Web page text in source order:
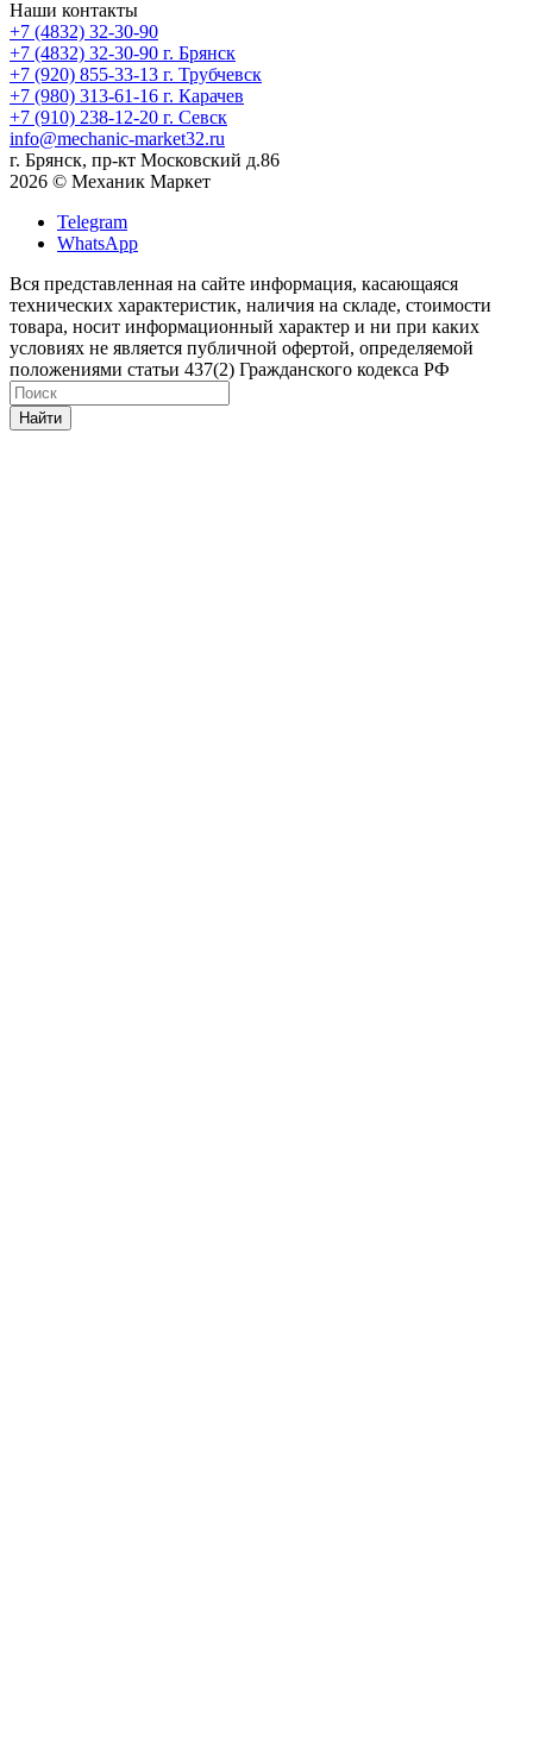
Наши контакты
+7 (4832) 32-30-90
+7 (4832) 32-30-90 г. Брянск
+7 (920) 855-33-13 г. Трубчевск
+7 (980) 313-61-16 г. Карачев
+7 (910) 238-12-20 г. Севск
info@mechanic-market32.ru
г. Брянск, пр-кт Московский д.86
2026 © Механик Маркет
Telegram
WhatsApp
Вся представленная на сайте информация, касающаяся
технических характеристик, наличия на складе, стоимости
товара, носит информационный характер и ни при каких
условиях не является публичной офертой, определяемой
положениями статьи 437(2) Гражданского кодекса РФ
Найти